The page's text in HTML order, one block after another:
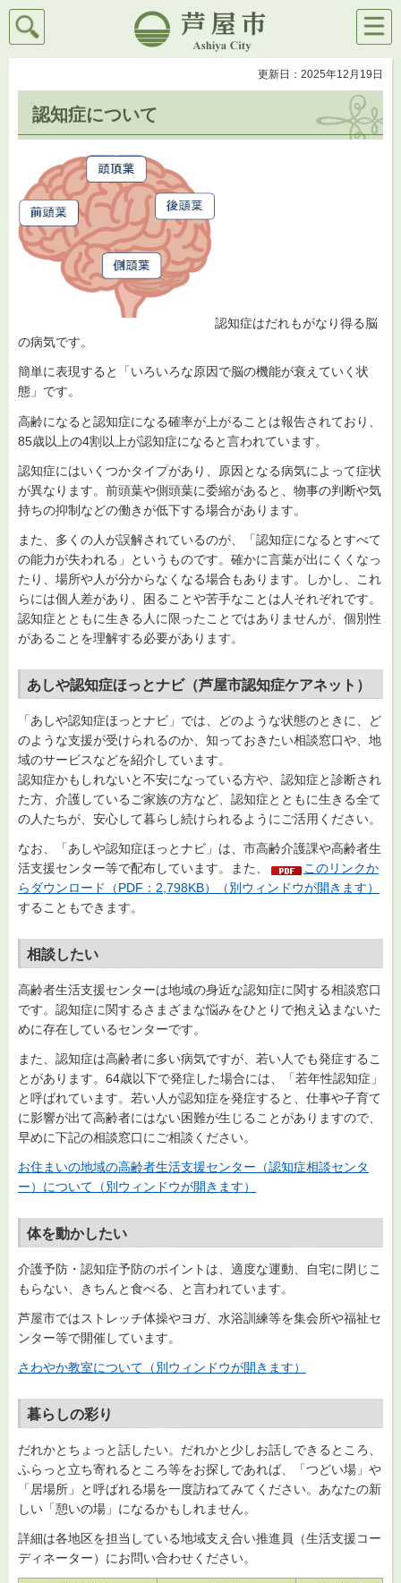
芦屋市
検索
メニ
ュー
更新日：2025年12月19日
認知症について
認知症はだれもがなり得る脳
の病気です。
簡単に表現すると「いろいろな原因で脳の機能が衰えていく状
態」です。
高齢になると認知症になる確率が上がることは報告されており、
85歳以上の4割以上が認知症になると言われています。
認知症にはいくつかタイプがあり、原因となる病気によって症状
が異なります。前頭葉や側頭葉に委縮があると、物事の判断や気
持ちの抑制などの働きが低下する場合があります。
また、多くの人が誤解されているのが、「認知症になるとすべて
の能力が失われる」というものです。確かに言葉が出にくくなっ
たり、場所や人が分からなくなる場合もあります。しかし、これ
らには個人差があり、困ることや苦手なことは人それぞれです。
認知症とともに生きる人に限ったことではありませんが、個別性
があることを理解する必要があります。
あしや認知症ほっとナビ（芦屋市認知症ケアネット）
「あしや認知症ほっとナビ」では、どのような状態のときに、ど
のような支援が受けられるのか、知っておきたい相談窓口や、地
域のサービスなどを紹介しています。
認知症かもしれないと不安になっている方や、認知症と診断され
た方、介護しているご家族の方など、認知症とともに生きる全て
の人たちが、安心して暮らし続けられるようにご活用ください。
なお、「あしや認知症ほっとナビ」は、市高齢介護課や高齢者生
活支援センター等で配布しています。また、
このリンクか
らダウンロード（PDF：2,798KB）（別ウィンドウが開きます）
することもできます。
相談したい
高齢者生活支援センターは地域の身近な認知症に関する相談窓口
です。認知症に関するさまざまな悩みをひとりで抱え込まないた
めに存在しているセンターです。
また、認知症は高齢者に多い病気ですが、若い人でも発症するこ
とがあります。64歳以下で発症した場合には、「若年性認知症」
と呼ばれています。若い人が認知症を発症すると、仕事や子育て
に影響が出て高齢者にはない困難が生じることがありますので、
早めに下記の相談窓口にご相談ください。
お住まいの地域の高齢者生活支援センター（認知症相談センタ
ー）について（別ウィンドウが開きます）
体を動かしたい
介護予防・認知症予防のポイントは、適度な運動、自宅に閉じこ
もらない、きちんと食べる、と言われています。
芦屋市ではストレッチ体操やヨガ、水浴訓練等を集会所や福祉セ
ンター等で開催しています。
さわやか教室について（別ウィンドウが開きます）
暮らしの彩り
だれかとちょっと話したい。だれかと少しお話しできるところ、
ふらっと立ち寄れるところ等をお探しであれば、「つどい場」や
「居場所」と呼ばれる場を一度訪ねてみてください。あなたの新
しい「憩いの場」になるかもしれません。
詳細は各地区を担当している地域支え合い推進員（生活支援コー
ディネーター）にお問い合わせください。